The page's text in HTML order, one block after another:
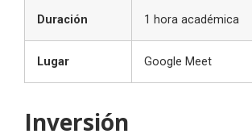
Duración 1 hora académica
Lugar Google Meet
Inversión